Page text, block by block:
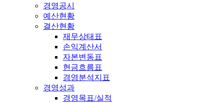
경영공시
예산현황
결산현황
재무상태표
손익계산서
자본변동표
현금흐름표
경영분석지표
경영성과
경영목표/실적